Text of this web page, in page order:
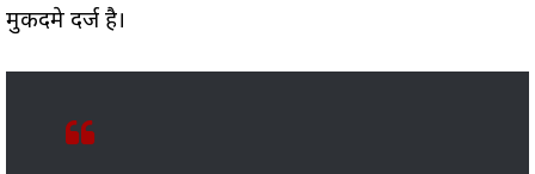
मुकदमे दर्ज है।